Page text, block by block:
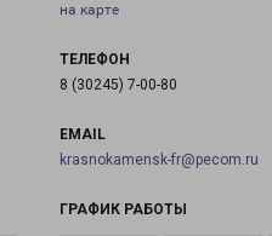
на карте
ТЕЛЕФОН
8 (30245) 7-00-80
EMAIL
krasnokamensk-fr@pecom.ru
ГРАФИК РАБОТЫ